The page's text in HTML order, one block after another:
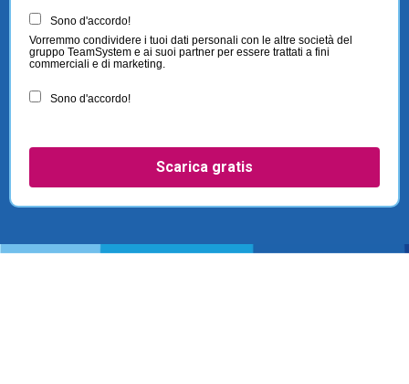
Sono d'accordo!
Vorremmo condividere i tuoi dati personali con le altre società del
gruppo TeamSystem e ai suoi partner per essere trattati a fini
commerciali e di marketing.
Sono d'accordo!